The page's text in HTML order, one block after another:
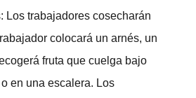
Los trabajadores cosecharán
colocará un arnés, un
fruta que cuelga bajo
en una escalera. Los